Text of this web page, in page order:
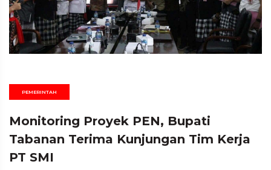
PEMERINTAH
Monitoring Proyek PEN, Bupati
Tabanan Terima Kunjungan Tim Kerja
PT SMI